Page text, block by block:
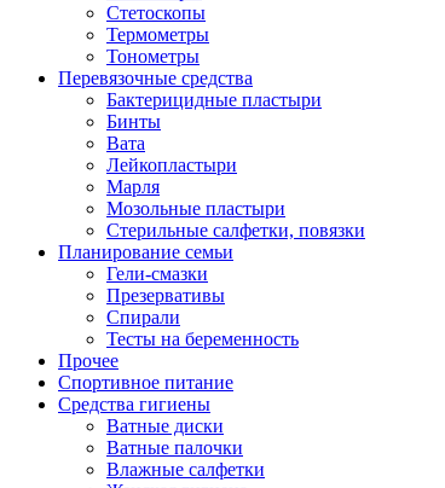
Стетоскопы
Термометры
Тонометры
Перевязочные средства
Бактерицидные пластыри
Бинты
Вата
Лейкопластыри
Марля
Мозольные пластыри
Стерильные салфетки, повязки
Планирование семьи
Гели-смазки
Презервативы
Спирали
Тесты на беременность
Прочее
Спортивное питание
Средства гигиены
Ватные диски
Ватные палочки
Влажные салфетки